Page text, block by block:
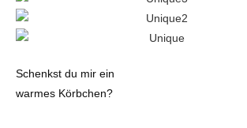
Schenkst du mir ein
warmes Körbchen?